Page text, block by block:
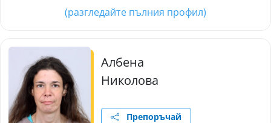
(разгледайте пълния профил)
Албена
Николова
Препоръчай